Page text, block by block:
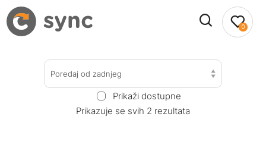
0
Poredaj od zadnjeg
Prikaži dostupne
Prikazuje se svih 2 rezultata